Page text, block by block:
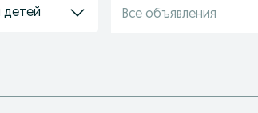
детей Все объявления